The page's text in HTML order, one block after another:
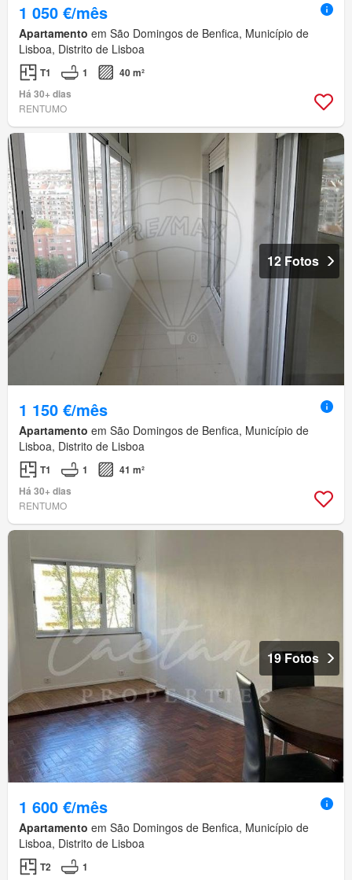
1 050 €/mês
Apartamento em São Domingos de Benfica, Município de
Lisboa, Distrito de Lisboa
T1 1
40 m²
Há 30+ dias
RENTUMO
12 Fotos
1 150 €/mês
Apartamento em São Domingos de Benfica, Município de
Lisboa, Distrito de Lisboa
T1 1
41 m²
Há 30+ dias
RENTUMO
19 Fotos
1 600 €/mês
Apartamento em São Domingos de Benfica, Município de
Lisboa, Distrito de Lisboa
T2
1